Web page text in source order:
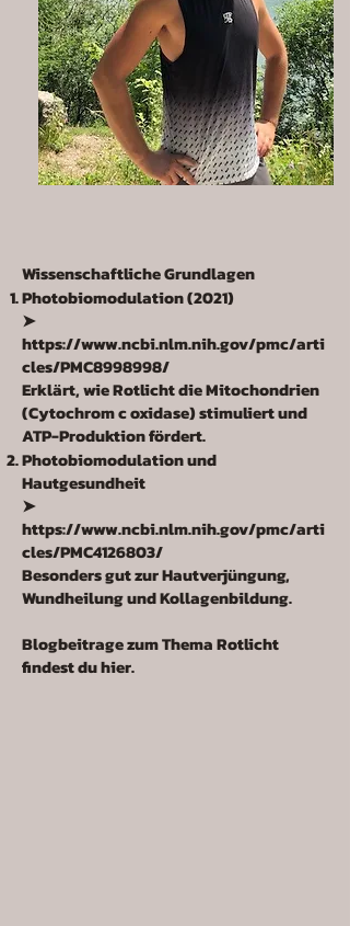
Wissenschaftliche Grundlagen
Photobiomodulation (2021)
➤
https://www.ncbi.nlm.nih.gov/pmc/arti
cles/PMC8998998/
Erklärt, wie Rotlicht die Mitochondrien
(Cytochrom c oxidase) stimuliert und
ATP-Produktion fördert.
Photobiomodulation und
Hautgesundheit
➤
https://www.ncbi.nlm.nih.gov/pmc/arti
cles/PMC4126803/
Besonders gut zur Hautverjüngung,
Wundheilung und Kollagenbildung.
Blogbeitrage zum Thema Rotlicht
findest du hier.